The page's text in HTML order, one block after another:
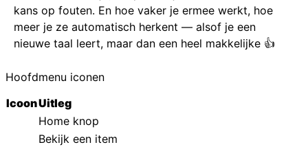
kans op fouten. En hoe vaker je ermee werkt, hoe
meer je ze automatisch herkent — alsof je een
nieuwe taal leert, maar dan een heel makkelijke 👍
Hoofdmenu iconen
IcoonUitleg
Home knop
Bekijk een item